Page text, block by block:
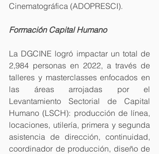
Cinematográfica (ADOPRESCI).
Formación Capital Humano
La DGCINE logró impactar un total de
2,984 personas en 2022, a través de
talleres y masterclasses enfocados en
las áreas arrojadas por el
Levantamiento Sectorial de Capital
Humano (LSCH): producción de línea,
locaciones, utilería, primera y segunda
asistencia de dirección, continuidad,
coordinador de producción, diseño de